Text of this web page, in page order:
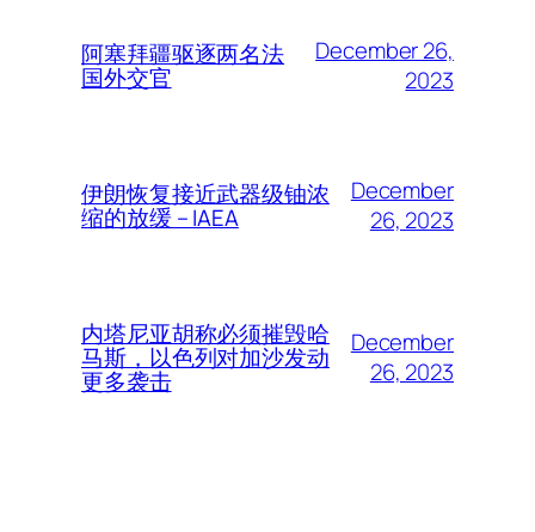
阿塞拜疆驱逐两名法
国外交官
December 26,
2023
伊朗恢复接近武器级铀浓
缩的放缓 – IAEA
December
26, 2023
内塔尼亚胡称必须摧毁哈
马斯，以色列对加沙发动
更多袭击
December
26, 2023